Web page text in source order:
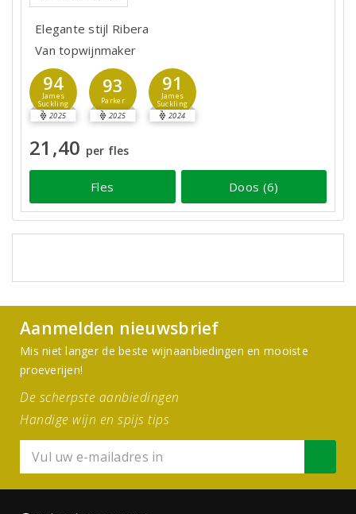
Elegante stijl Ribera
Van topwijnmaker
94
James
Suckling
2025
93
Parker
2025
91
James
Suckling
2024
21,40 per fles
Fles Doos (6)
Aanmelden nieuwsbrief
Mis niet langer de beste wijnaanbiedingen en mooiste
proeverijen!
De scherpste aanbiedingen
Handige wijn en spijs tips